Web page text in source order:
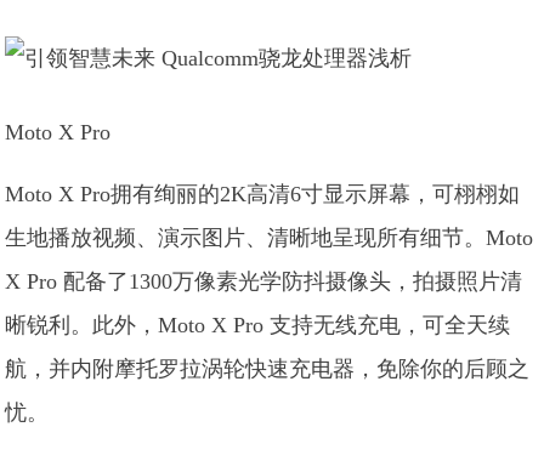
Moto X Pro
Moto X Pro拥有绚丽的2K高清6寸显示屏幕，可栩栩如
生地播放视频、演示图片、清晰地呈现所有细节。Moto
X Pro 配备了1300万像素光学防抖摄像头，拍摄照片清
晰锐利。此外，Moto X Pro 支持无线充电，可全天续
航，并内附摩托罗拉涡轮快速充电器，免除你的后顾之
忧。